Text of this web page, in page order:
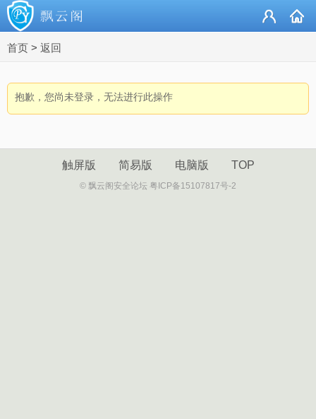
首页 > 返回
抱歉，您尚未登录，无法进行此操作
触屏版 简易版 电脑版 TOP
© 飘云阁安全论坛 粤ICP备15107817号-2